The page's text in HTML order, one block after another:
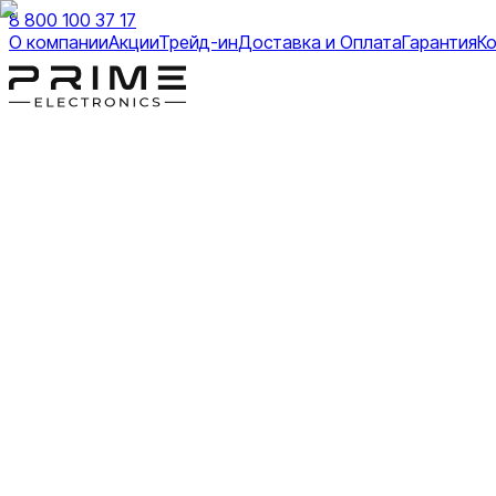
8 800 100 37 17
О компанииАкцииТрейд-инДоставка и ОплатаГарантия